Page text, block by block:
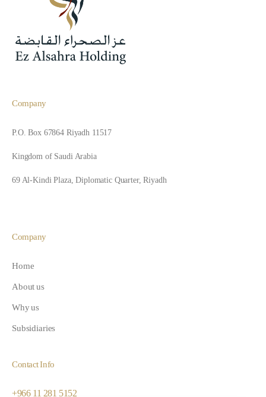
Company
P.O. Box 67864 Riyadh 11517
Kingdom of Saudi Arabia
69 Al-Kindi Plaza, Diplomatic Quarter, Riyadh
Company
Home
About us
Why us
Subsidiaries
Contact Info
+966 11 281 5152